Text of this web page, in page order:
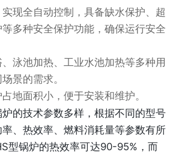
现全自动控制，具备缺水保护、超
多种安全保护功能，确保运行安全
泳池加热、工业水池加热等多种用
景的需求。
地面积小，便于安装和维护。
的技术参数多样，根据不同的型号
、热效率、燃料消耗量等参数有所
型锅炉的热效率可达90-95%，而